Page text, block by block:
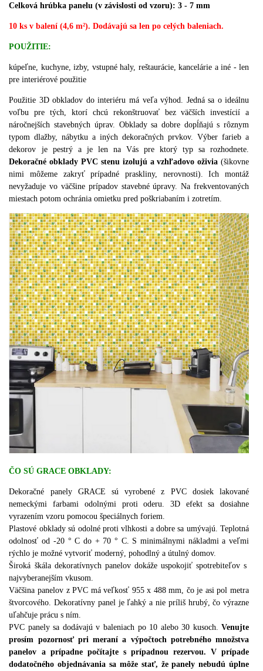
Celková hrúbka panelu (v závislosti od vzoru): 3 - 7 mm
10 ks v balení (4,6 m²). Dodávajú sa len po celých baleniach.
POUŽITIE:
kúpeľne, kuchyne, izby, vstupné haly, reštaurácie, kancelárie a iné - len
pre interiérové použitie
Použitie 3D obkladov do interiéru má veľa výhod. Jedná sa o ideálnu
voľbu pre tých, ktorí chcú rekonštruovať bez väčších investícií a
náročnejších stavebných úprav. Obklady sa dobre dopĺňajú s rôznym
typom dlažby, nábytku a iných dekoračných prvkov. Výber farieb a
dekorov je pestrý a je len na Vás pre ktorý typ sa rozhodnete.
Dekoračné obklady PVC stenu izolujú a vzhľadovo oživia (šikovne
nimi môžeme zakryť prípadné praskliny, nerovnosti). Ich montáž
nevyžaduje vo väčšine prípadov stavebné úpravy. Na frekventovaných
miestach potom ochránia omietku pred poškriabaním i zotretím.
ČO SÚ GRACE OBKLADY:
Dekoračné panely GRACE sú vyrobené z PVC dosiek lakované
nemeckými farbami odolnými proti oderu. 3D efekt sa dosiahne
vyrazením vzoru pomocou špeciálnych foriem.
Plastové obklady sú odolné proti vlhkosti a dobre sa umývajú. Teplotná
odolnosť od -20 ° C do + 70 ° C. S minimálnymi nákladmi a veľmi
rýchlo je možné vytvoriť moderný, pohodlný a útulný domov.
Široká škála dekoratívnych panelov dokáže uspokojiť spotrebiteľov s
najvyberanejším vkusom.
Väčšina panelov z PVC má veľkosť 955 x 488 mm, čo je asi pol metra
štvorcového. Dekoratívny panel je ľahký a nie príliš hrubý, čo výrazne
uľahčuje prácu s ním.
PVC panely sa dodávajú v baleniach po 10 alebo 30 kusoch.Venujte
prosím pozornosť pri meraní a výpočtoch potrebného množstva
panelov a prípadne počítajte s prípadnou rezervou. V prípade
dodatočného objednávania sa môže stať, že panely nebudú úplne